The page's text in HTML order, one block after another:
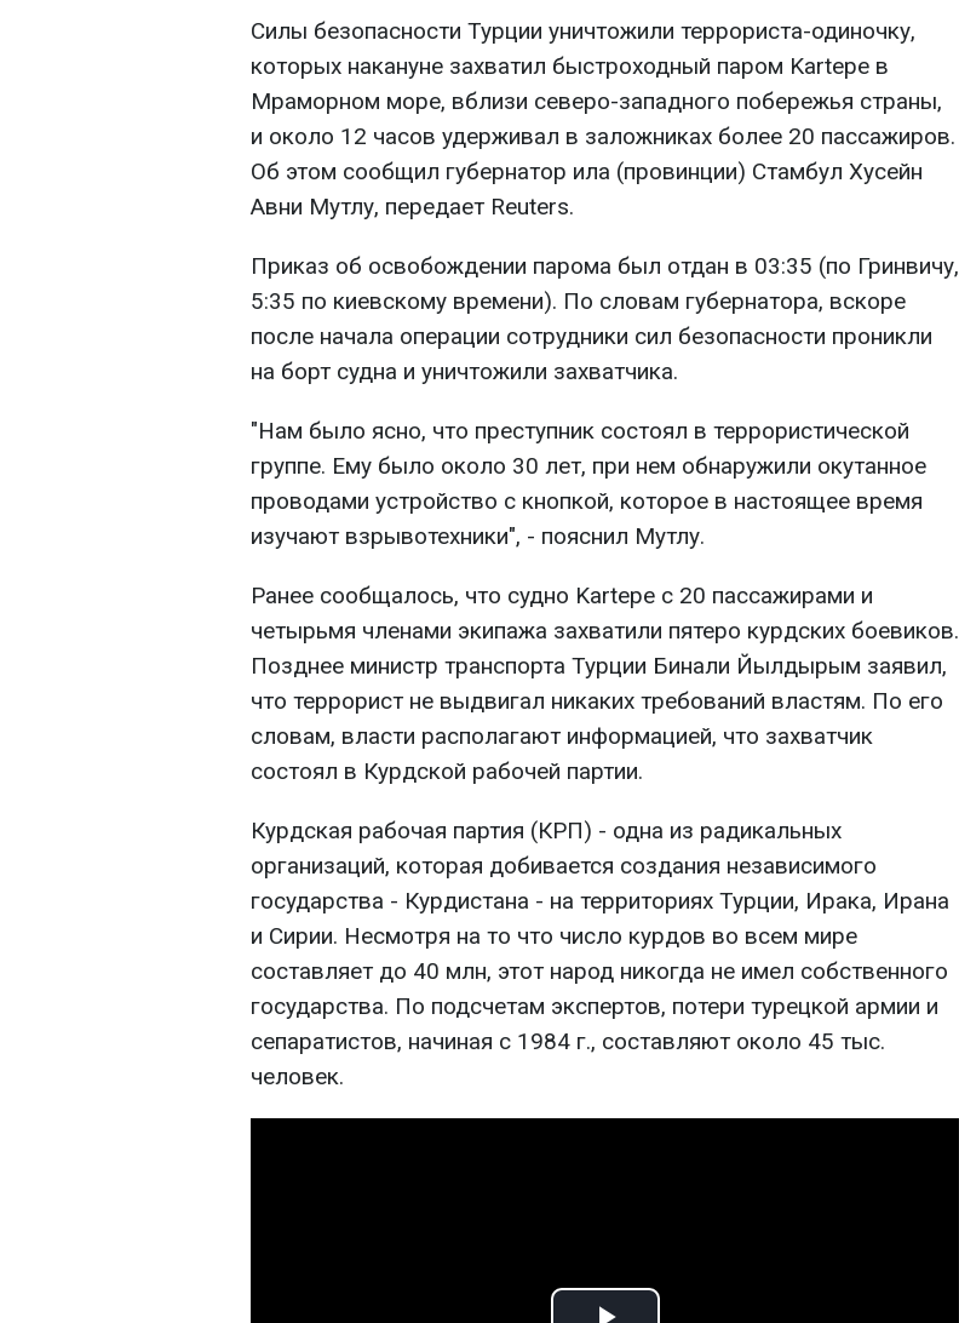
Силы безопасности Турции уничтожили террориста-одиночку,
которых накануне захватил быстроходный паром Kartepe в
Мраморном море, вблизи северо-западного побережья страны,
и около 12 часов удерживал в заложниках более 20 пассажиров.
Об этом сообщил губернатор ила (провинции) Стамбул Хусейн
Авни Мутлу, передает Reuters.
Приказ об освобождении парома был отдан в 03:35 (по Гринвичу,
5:35 по киевскому времени). По словам губернатора, вскоре
после начала операции сотрудники сил безопасности проникли
на борт судна и уничтожили захватчика.
"Нам было ясно, что преступник состоял в террористической
группе. Ему было около 30 лет, при нем обнаружили окутанное
проводами устройство с кнопкой, которое в настоящее время
изучают взрывотехники", - пояснил Мутлу.
Ранее сообщалось, что судно Kartepe с 20 пассажирами и
четырьмя членами экипажа захватили пятеро курдских боевиков.
Позднее министр транспорта Турции Бинали Йылдырым заявил,
что террорист не выдвигал никаких требований властям. По его
словам, власти располагают информацией, что захватчик
состоял в Курдской рабочей партии.
Курдская рабочая партия (КРП) - одна из радикальных
организаций, которая добивается создания независимого
государства - Курдистана - на территориях Турции, Ирака, Ирана
и Сирии. Несмотря на то что число курдов во всем мире
составляет до 40 млн, этот народ никогда не имел собственного
государства. По подсчетам экспертов, потери турецкой армии и
сепаратистов, начиная с 1984 г., составляют около 45 тыс.
человек.